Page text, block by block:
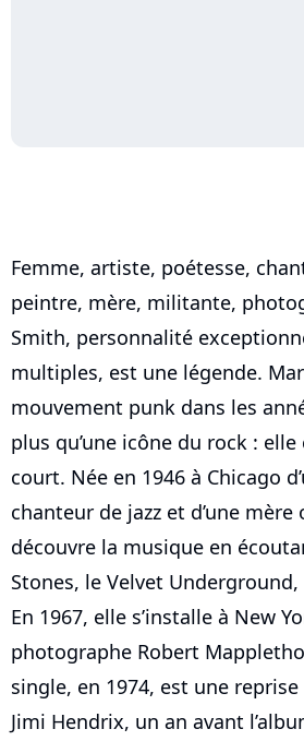
Femme, artiste, poétesse,
peintre, mère, militante,
Smith, personnalité
multiples, est une légende.
mouvement punk dans les
plus qu’une icône du rock :
court. Née en 1946 à Chicago
chanteur de jazz et d’une
découvre la musique en
Stones, le Velvet Underground,
En 1967, elle s’installe à New
photographe Robert
single, en 1974, est une reprise
Jimi Hendrix, un an avant